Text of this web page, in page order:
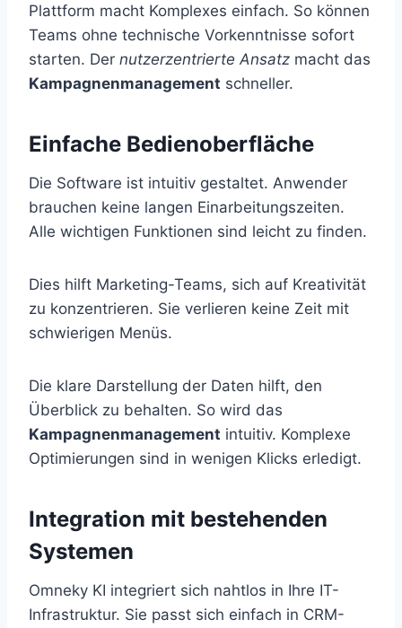
Plattform macht Komplexes einfach. So können
Teams ohne technische Vorkenntnisse sofort
starten. Der nutzerzentrierte Ansatz macht das
Kampagnenmanagement schneller.
Einfache Bedienoberfläche
Die Software ist intuitiv gestaltet. Anwender
brauchen keine langen Einarbeitungszeiten.
Alle wichtigen Funktionen sind leicht zu finden.
Dies hilft Marketing-Teams, sich auf Kreativität
zu konzentrieren. Sie verlieren keine Zeit mit
schwierigen Menüs.
Die klare Darstellung der Daten hilft, den
Überblick zu behalten. So wird das
Kampagnenmanagement intuitiv. Komplexe
Optimierungen sind in wenigen Klicks erledigt.
Integration mit bestehenden
Systemen
Omneky KI integriert sich nahtlos in Ihre IT-
Infrastruktur. Sie passt sich einfach in CRM-